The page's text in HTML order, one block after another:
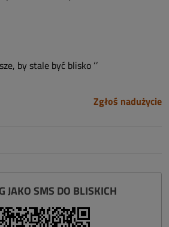
by stale być blisko ‘’
Zgłoś nadużycie
JAKO SMS DO BLISKICH